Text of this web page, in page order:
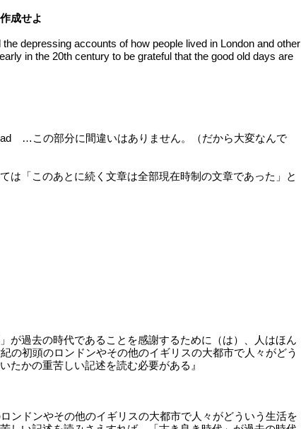
成せよ
depressing accounts of how people lived in London and other
in the 20th century to be grateful that the good old days are
…この部分に間違いはありません。（だから大変なんで
は「このあとに続く文章は全部現在時制の文章であった」と
」が過去の時代であることを感謝するために（は）、人はほん
の初頭のロンドンやその他のイギリスの大都市で人々がどう
たかの重苦しい記述を読む必要がある』
ロンドンやその他のイギリスの大都市で人々がどういう生活を